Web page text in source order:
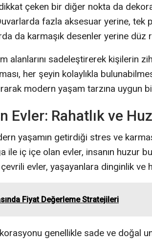
çeken bir diğer nokta da
fazla aksesuar yerine, tek
da karmaşık desenler yerine düz
alanlarını sadeleştirerek kişilerin
her şeyin kolaylıkla
modern yaşam tarzına uygun
Evler: Rahatlık ve
yaşamın getirdiği stres ve
iç içe olan evler, insanın huzur
evler, yaşayanlara dinginlik ve
Fiyat Değerleme Stratejileri
genellikle sade ve doğal